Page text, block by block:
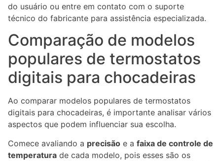
do usuário ou entre em contato com o suporte
técnico do fabricante para assistência especializada.
Comparação de modelos
populares de termostatos
digitais para chocadeiras
Ao comparar modelos populares de termostatos
digitais para chocadeiras, é importante analisar vários
aspectos que podem influenciar sua escolha.
Comece avaliando a precisão e a faixa de controle de
temperatura de cada modelo, pois esses são os